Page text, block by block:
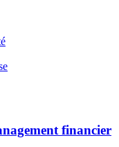
financier